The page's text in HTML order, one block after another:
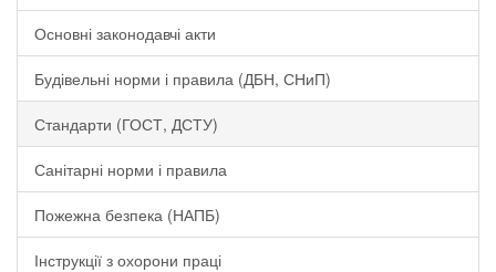
Основні законодавчі акти
Будівельні норми і правила (ДБН, СНиП)
Стандарти (ГОСТ, ДСТУ)
Санітарні норми і правила
Пожежна безпека (НАПБ)
Інструкції з охорони праці